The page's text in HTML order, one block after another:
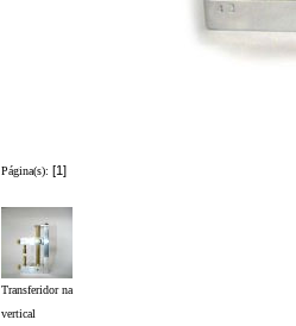
Página(s): [1]
Transferidor na
vertical